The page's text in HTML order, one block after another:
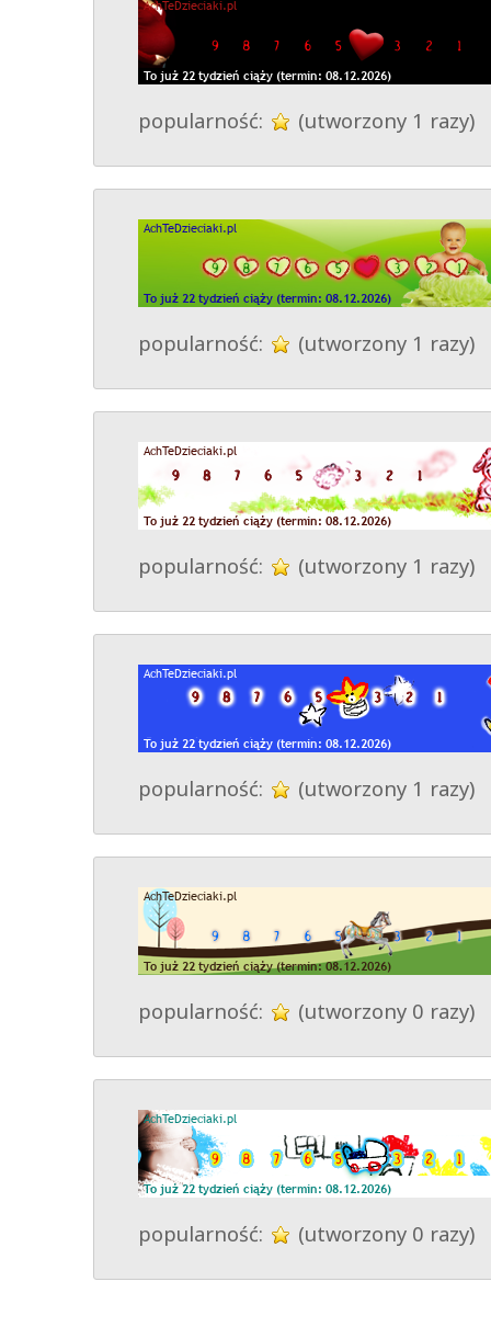
popularność: (utworzony 1 razy)
popularność: (utworzony 1 razy)
popularność: (utworzony 1 razy)
popularność: (utworzony 1 razy)
popularność: (utworzony 0 razy)
popularność: (utworzony 0 razy)